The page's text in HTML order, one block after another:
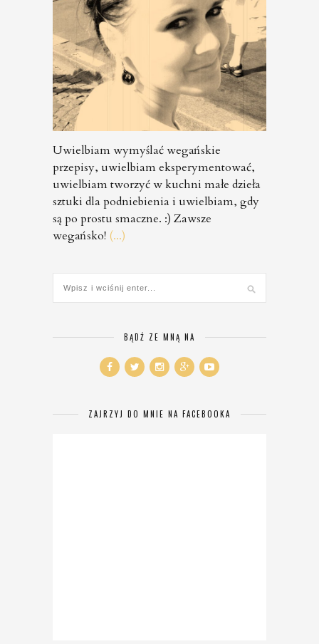
Uwielbiam wymyślać wegańskie
przepisy, uwielbiam eksperymentować,
uwielbiam tworzyć w kuchni małe dzieła
sztuki dla podniebienia i uwielbiam, gdy
są po prostu smaczne. :) Zawsze
wegańsko! (...)
BĄDŹ ZE MNĄ NA
ZAJRZYJ DO MNIE NA FACEBOOKA